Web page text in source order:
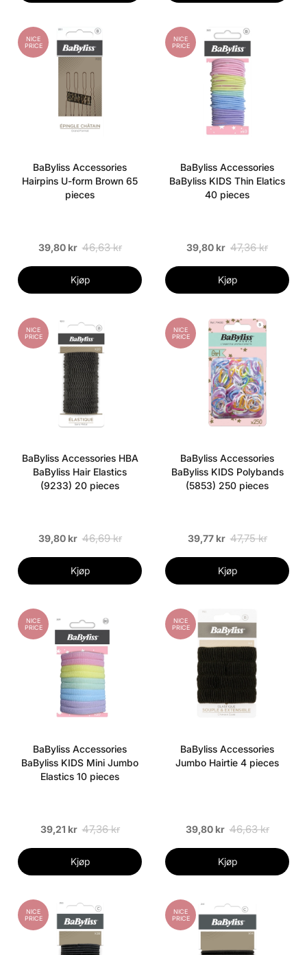
NICE
PRICE
BaByliss Accessories
Hairpins U-form Brown 65
pieces
39,80 kr 46,63 kr
Kjøp
NICE
PRICE
BaByliss Accessories
BaByliss KIDS Thin Elatics
40 pieces
39,80 kr 47,36 kr
Kjøp
NICE
PRICE
BaByliss Accessories HBA
BaByliss Hair Elastics
(9233) 20 pieces
39,80 kr 46,69 kr
Kjøp
NICE
PRICE
BaByliss Accessories
BaByliss KIDS Polybands
(5853) 250 pieces
39,77 kr 47,75 kr
Kjøp
NICE
PRICE
BaByliss Accessories
BaByliss KIDS Mini Jumbo
Elastics 10 pieces
39,21 kr 47,36 kr
Kjøp
NICE
PRICE
BaByliss Accessories
Jumbo Hairtie 4 pieces
39,80 kr 46,63 kr
Kjøp
NICE
PRICE
NICE
PRICE